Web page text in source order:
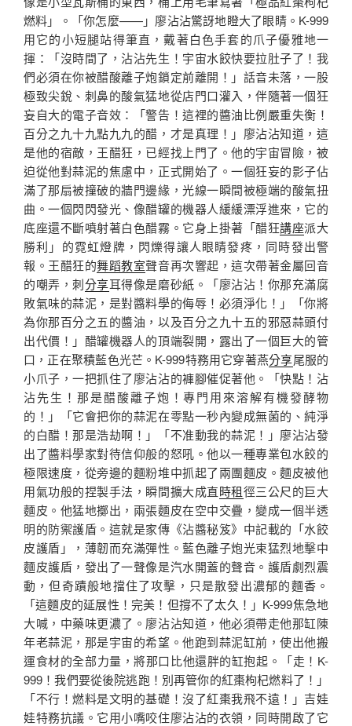
燃料」。「你怎麼——」廖沾沾驚訝地瞪大了眼睛。K-999
用它的小短腿站得筆直，戴著白色手套的爪子優雅地一
揮：「沒時間了，沾沾先生！宇宙水餃快要拉肚子了！我
們必須在你被醋酸離子炮鎖定前離開！」話音未落，一股
極致尖銳、刺鼻的酸氣猛地從店門口灌入，伴隨著一個狂
妄自大的電子音效：「警告！這裡的醬油比例嚴重失衡！
百分之九十九點九九的醋，才是真理！」廖沾沾知道，這
是他的宿敵，王醋狂，已經找上門了。他的宇宙冒險，被
迫從他對蒜泥的焦慮中，正式開始了。一個狂妄的影子佔
滿了那扇被撞破的牆門邊緣，光線一瞬間被極端的酸氣扭
曲。一個閃閃發光、像醋罐的機器人緩緩漂浮進來，它的
底座還不斷噴射著白色醋霧。它身上掛著「醋狂講座派大
勝利」的霓虹燈牌，閃爍得讓人眼睛發疼，同時發出警
報。王醋狂的舞蹈教室聲音再次響起，這次帶著金屬回音
的嘲弄，刺分享耳得像是磨砂紙。「廖沾沾！你那充滿腐
敗氣味的蒜泥，是對醬料學的侮辱！必須淨化！」「你將
為你那百分之五的醬油，以及百分之九十五的邪惡蒜頭付
出代價！」醋罐機器人的頂端裂開，露出了一個巨大的管
口，正在聚積藍色光芒。K-999特務用它穿著燕分享尾服的
小爪子，一把抓住了廖沾沾的褲腳催促著他。「快點！沾
沾先生！那是醋酸離子炮！專門用來溶解有機發酵物
的！」「它會把你的蒜泥在零點一秒內變成無菌的、純淨
的白醋！那是浩劫啊！」「不准動我的蒜泥！」廖沾沾發
出了醬料學家對待信仰般的怒吼。他以一種專業包水餃的
極限速度，從旁邊的麵粉堆中抓起了兩團麵皮。麵皮被他
用氣功般的捏製手法，瞬間擴大成直時租徑三公尺的巨大
麵皮。他猛地擲出，兩張麵皮在空中交疊，變成一個半透
明的防禦護盾。這就是家傳《沾醬秘笈》中記載的「水餃
皮護盾」，薄韌而充滿彈性。藍色離子炮光束猛烈地擊中
麵皮護盾，發出了一聲像是汽水開蓋的聲音。護盾劇烈震
動，但奇蹟般地擋住了攻擊，只是散發出濃郁的麵香。
「這麵皮的延展性！完美！但撐不了太久！」K-999焦急地
大喊，中藥味更濃了。廖沾沾知道，他必須帶走他那缸陳
年老蒜泥，那是宇宙的希望。他跑到蒜泥缸前，使出他搬
運食材的全部力量，將那口比他還胖的缸抱起。「走！K-
999！我們要從後院逃跑！別再管你的紅棗枸杞燃料了！」
「不行！燃料是文明的基礎！沒了紅棗我飛不遠！」吉娃
娃特務抗議。它用小嘴咬住廖沾沾的衣領，同時開啟了它